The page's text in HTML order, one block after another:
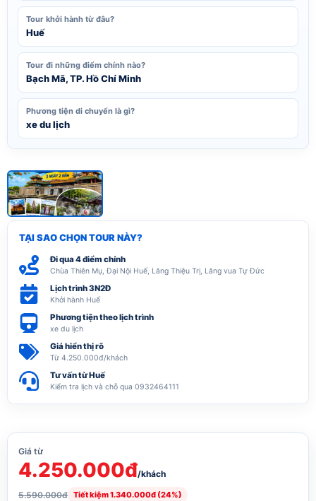
Tour khởi hành từ đâu?
Huế
Tour đi những điểm chính nào?
Bạch Mã, TP. Hồ Chí Minh
Phương tiện di chuyển là gì?
xe du lịch
TẠI SAO CHỌN TOUR NÀY?
Đi qua 4 điểm chính
Chùa Thiên Mụ, Đại Nội Huế, Lăng Thiệu Trị, Lăng vua Tự Đức
Lịch trình 3N2Đ
Khởi hành Huế
Phương tiện theo lịch trình
xe du lịch
Giá hiển thị rõ
Từ 4.250.000đ/khách
Tư vấn từ Huế
Kiểm tra lịch và chỗ qua 0932464111
Giá từ
4.250.000đ/khách
5.590.000đ Tiết kiệm 1.340.000đ (24%)